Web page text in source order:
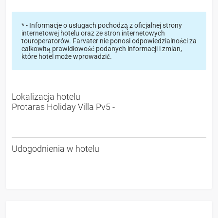
* - Informacje o usługach pochodzą z oficjalnej strony
internetowej hotelu oraz ze stron internetowych
touroperatorów. Farvater nie ponosi odpowiedzialności za
całkowitą prawidłowość podanych informacji i zmian,
które hotel może wprowadzić.
Lokalizacja hotelu
Protaras Holiday Villa Pv5 -
Udogodnienia w hotelu